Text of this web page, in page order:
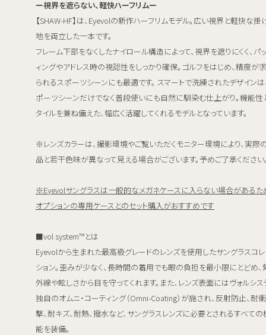
ー視界を遮らない、軽快ハーフリムー
【SHAW-HF】は、Eyevolの新作ハーフリムモデル。広い視界と軽快な掛
地を両立した一本です。
フレーム下部をなくしたナイロール構造によって、視界を遮りにくく、パ
ィングやアドレス時の視認性をしっかり確保。ゴルフをはじめ、精度が
られるスポーツシーンにも最適です。 スマートで洗練されたデザインは
ポーツシーンだけでなく普段使いにも自然に馴染む仕上がり。機能性
タイルを兼ね備えた、幅広く活躍してくれるモデルとなっています。
※レンズカラーは、撮影環境やご覧いただくモニター環境により、実際
品と若干色味が異なって見える場合がございます。予めご了承ください
※Eyevolサングラスは一般的なメガネケースに入らない場合があるた
オプションの専用ケースとのセット購入がおすすめです
■vol system™とは
Eyevolから生まれた最高級グレードのレンズを使用したサングラスコ
ション。歪みが少なく、長時間の着用でも眼の負担を最小限にとどめ、
外線や眩しさから目を守ってくれます。また、レンズ表面にはヴォルシス
独自のオムニ・コーティング（Omni-Coating）が施され、反射防止、耐衝
撃、耐キズ、耐熱、撥水など、サングラスレンズに必要とされるすべての
能を装備。